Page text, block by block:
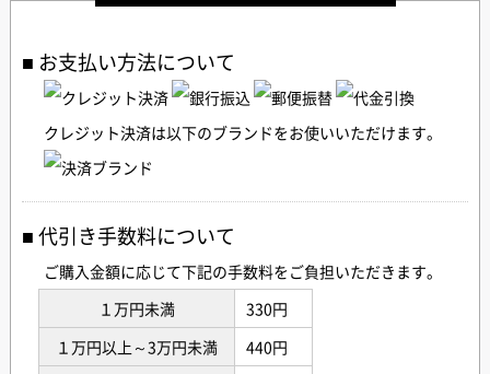
お支払い方法について
クレジット決済は以下のブランドをお使いいただけます。
代引き手数料について
ご購入金額に応じて下記の手数料をご負担いただきます。
１万円未満
330円
１万円以上～3万円未満
440円